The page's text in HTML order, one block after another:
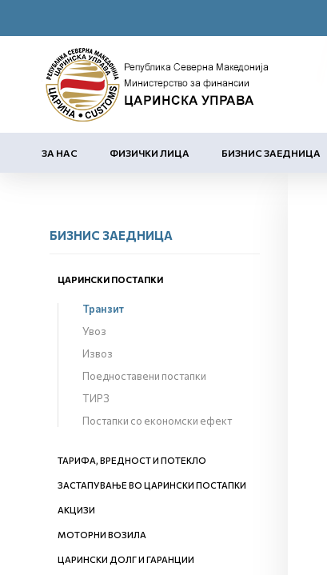
ЗА НАС ФИЗИЧКИ ЛИЦА БИЗНИС ЗАЕДНИЦА
БИЗНИС ЗАЕДНИЦА
ЦАРИНСКИ ПОСТАПКИ
Транзит
Увоз
Извоз
Поедноставени постапки
ТИРЗ
Постапки со економски ефект
ТАРИФА, ВРЕДНОСТ И ПОТЕКЛО
ЗАСТАПУВАЊЕ ВО ЦАРИНСКИ ПОСТАПКИ
АКЦИЗИ
МОТОРНИ ВОЗИЛА
ЦАРИНСКИ ДОЛГ И ГАРАНЦИИ